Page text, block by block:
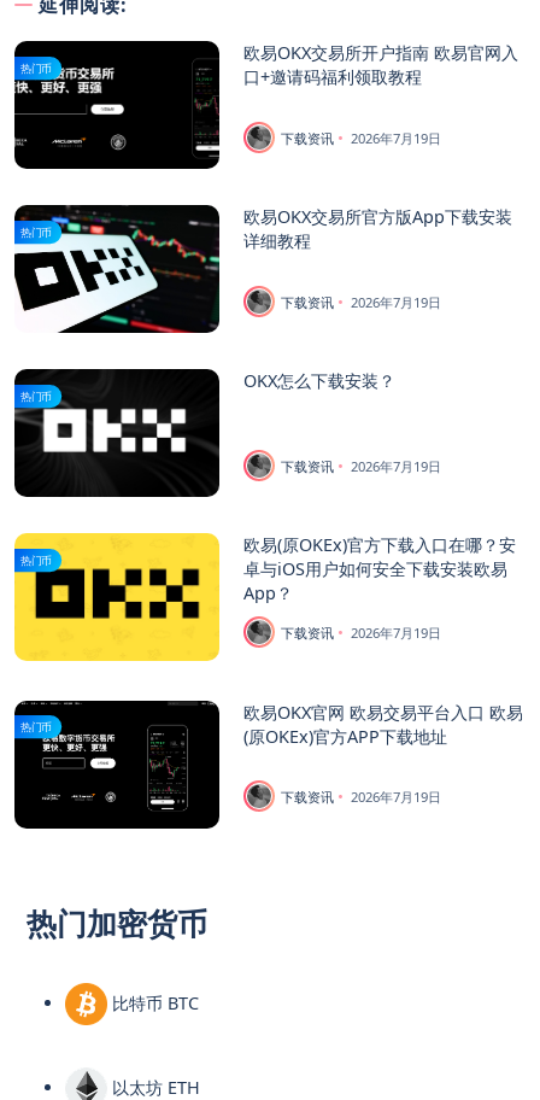
热门币
欧易OKX交易所开户指南 欧易官网入
口+邀请码福利领取教程
下载资讯 2026年7月19日
热门币
欧易OKX交易所官方版App下载安装
详细教程
下载资讯 2026年7月19日
热门币
OKX怎么下载安装？
下载资讯 2026年7月19日
热门币
欧易(原OKEx)官方下载入口在哪？安
卓与iOS用户如何安全下载安装欧易
App？
下载资讯 2026年7月19日
热门币
欧易OKX官网 欧易交易平台入口 欧易
(原OKEx)官方APP下载地址
下载资讯 2026年7月19日
热门加密货币
比特币 BTC
以太坊 ETH